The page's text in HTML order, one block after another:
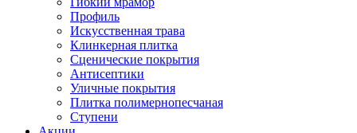
Профиль
Искусственная трава
Клинкерная плитка
Сценические покрытия
Антисептики
Уличные покрытия
Плитка полимернопесчаная
Ступени